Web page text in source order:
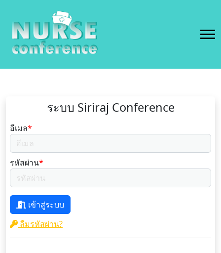
ระบบ Siriraj Conference
อีเมล*
รหัสผ่าน*
เข้าสู่ระบบ
ลืมรหัสผ่าน?